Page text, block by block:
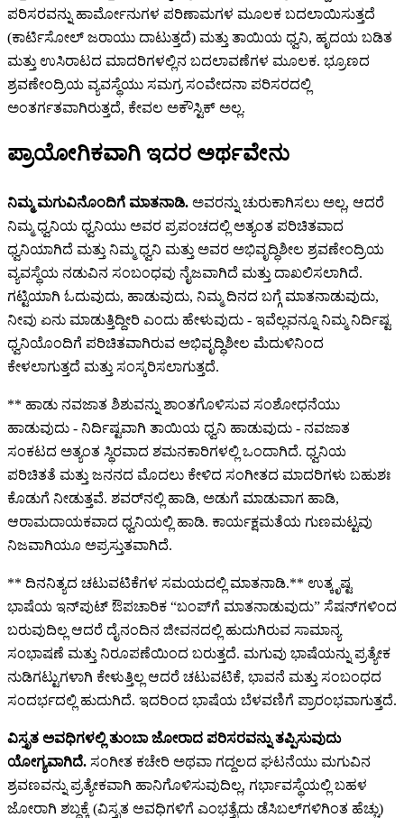
ಪರಿಸರವನ್ನು ಹಾರ್ಮೋನುಗಳ ಪರಿಣಾಮಗಳ ಮೂಲಕ ಬದಲಾಯಿಸುತ್ತದೆ
(ಕಾರ್ಟಿಸೋಲ್ ಜರಾಯು ದಾಟುತ್ತದೆ) ಮತ್ತು ತಾಯಿಯ ಧ್ವನಿ, ಹೃದಯ ಬಡಿತ
ಮತ್ತು ಉಸಿರಾಟದ ಮಾದರಿಗಳಲ್ಲಿನ ಬದಲಾವಣೆಗಳ ಮೂಲಕ. ಭ್ರೂಣದ
ಶ್ರವಣೇಂದ್ರಿಯ ವ್ಯವಸ್ಥೆಯು ಸಮಗ್ರ ಸಂವೇದನಾ ಪರಿಸರದಲ್ಲಿ
ಅಂತರ್ಗತವಾಗಿರುತ್ತದೆ, ಕೇವಲ ಅಕೌಸ್ಟಿಕ್ ಅಲ್ಲ.
ಪ್ರಾಯೋಗಿಕವಾಗಿ ಇದರ ಅರ್ಥವೇನು
ನಿಮ್ಮ ಮಗುವಿನೊಂದಿಗೆ ಮಾತನಾಡಿ. ಅವರನ್ನು ಚುರುಕಾಗಿಸಲು ಅಲ್ಲ, ಆದರೆ
ನಿಮ್ಮ ಧ್ವನಿಯ ಧ್ವನಿಯು ಅವರ ಪ್ರಪಂಚದಲ್ಲಿ ಅತ್ಯಂತ ಪರಿಚಿತವಾದ
ಧ್ವನಿಯಾಗಿದೆ ಮತ್ತು ನಿಮ್ಮ ಧ್ವನಿ ಮತ್ತು ಅವರ ಅಭಿವೃದ್ಧಿಶೀಲ ಶ್ರವಣೇಂದ್ರಿಯ
ವ್ಯವಸ್ಥೆಯ ನಡುವಿನ ಸಂಬಂಧವು ನೈಜವಾಗಿದೆ ಮತ್ತು ದಾಖಲಿಸಲಾಗಿದೆ.
ಗಟ್ಟಿಯಾಗಿ ಓದುವುದು, ಹಾಡುವುದು, ನಿಮ್ಮ ದಿನದ ಬಗ್ಗೆ ಮಾತನಾಡುವುದು,
ನೀವು ಏನು ಮಾಡುತ್ತಿದ್ದೀರಿ ಎಂದು ಹೇಳುವುದು - ಇವೆಲ್ಲವನ್ನೂ ನಿಮ್ಮ ನಿರ್ದಿಷ್ಟ
ಧ್ವನಿಯೊಂದಿಗೆ ಪರಿಚಿತವಾಗಿರುವ ಅಭಿವೃದ್ಧಿಶೀಲ ಮೆದುಳಿನಿಂದ
ಕೇಳಲಾಗುತ್ತದೆ ಮತ್ತು ಸಂಸ್ಕರಿಸಲಾಗುತ್ತದೆ.
** ಹಾಡು ನವಜಾತ ಶಿಶುವನ್ನು ಶಾಂತಗೊಳಿಸುವ ಸಂಶೋಧನೆಯು
ಹಾಡುವುದು - ನಿರ್ದಿಷ್ಟವಾಗಿ ತಾಯಿಯ ಧ್ವನಿ ಹಾಡುವುದು - ನವಜಾತ
ಸಂಕಟದ ಅತ್ಯಂತ ಸ್ಥಿರವಾದ ಶಮನಕಾರಿಗಳಲ್ಲಿ ಒಂದಾಗಿದೆ. ಧ್ವನಿಯ
ಪರಿಚಿತತೆ ಮತ್ತು ಜನನದ ಮೊದಲು ಕೇಳಿದ ಸಂಗೀತದ ಮಾದರಿಗಳು ಬಹುಶಃ
ಕೊಡುಗೆ ನೀಡುತ್ತವೆ. ಶವರ್‌ನಲ್ಲಿ ಹಾಡಿ, ಅಡುಗೆ ಮಾಡುವಾಗ ಹಾಡಿ,
ಆರಾಮದಾಯಕವಾದ ಧ್ವನಿಯಲ್ಲಿ ಹಾಡಿ. ಕಾರ್ಯಕ್ಷಮತೆಯ ಗುಣಮಟ್ಟವು
ನಿಜವಾಗಿಯೂ ಅಪ್ರಸ್ತುತವಾಗಿದೆ.
** ದಿನನಿತ್ಯದ ಚಟುವಟಿಕೆಗಳ ಸಮಯದಲ್ಲಿ ಮಾತನಾಡಿ.** ಉತ್ಕೃಷ್ಟ
ಭಾಷೆಯ ಇನ್‌ಪುಟ್ ಔಪಚಾರಿಕ “ಬಂಪ್‌ಗೆ ಮಾತನಾಡುವುದು” ಸೆಷನ್‌ಗಳಿಂದ
ಬರುವುದಿಲ್ಲ ಆದರೆ ದೈನಂದಿನ ಜೀವನದಲ್ಲಿ ಹುದುಗಿರುವ ಸಾಮಾನ್ಯ
ಸಂಭಾಷಣೆ ಮತ್ತು ನಿರೂಪಣೆಯಿಂದ ಬರುತ್ತದೆ. ಮಗುವು ಭಾಷೆಯನ್ನು ಪ್ರತ್ಯೇಕ
ನುಡಿಗಟ್ಟುಗಳಾಗಿ ಕೇಳುತ್ತಿಲ್ಲ ಆದರೆ ಚಟುವಟಿಕೆ, ಭಾವನೆ ಮತ್ತು ಸಂಬಂಧದ
ಸಂದರ್ಭದಲ್ಲಿ ಹುದುಗಿದೆ. ಇದರಿಂದ ಭಾಷೆಯ ಬೆಳವಣಿಗೆ ಪ್ರಾರಂಭವಾಗುತ್ತದೆ.
ವಿಸ್ತೃತ ಅವಧಿಗಳಲ್ಲಿ ತುಂಬಾ ಜೋರಾದ ಪರಿಸರವನ್ನು ತಪ್ಪಿಸುವುದು
ಯೋಗ್ಯವಾಗಿದೆ. ಸಂಗೀತ ಕಚೇರಿ ಅಥವಾ ಗದ್ದಲದ ಘಟನೆಯು ಮಗುವಿನ
ಶ್ರವಣವನ್ನು ಪ್ರತ್ಯೇಕವಾಗಿ ಹಾನಿಗೊಳಿಸುವುದಿಲ್ಲ, ಗರ್ಭಾವಸ್ಥೆಯಲ್ಲಿ ಬಹಳ
ಜೋರಾಗಿ ಶಬ್ದಕ್ಕೆ (ವಿಸ್ತೃತ ಅವಧಿಗಳಿಗೆ ಎಂಭತ್ತೈದು ಡೆಸಿಬಲ್‌ಗಳಿಗಿಂತ ಹೆಚ್ಚು)